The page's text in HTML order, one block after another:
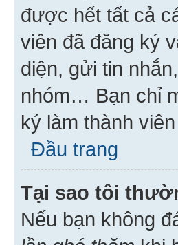
được hết tất cả
viên đã đăng ký
diện, gửi tin
nhóm… Bạn chỉ
ký làm thành
Đầu trang
Tại sao tôi
Nếu bạn không